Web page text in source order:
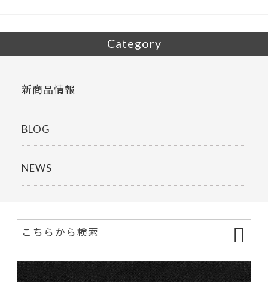
Category
新商品情報
BLOG
NEWS